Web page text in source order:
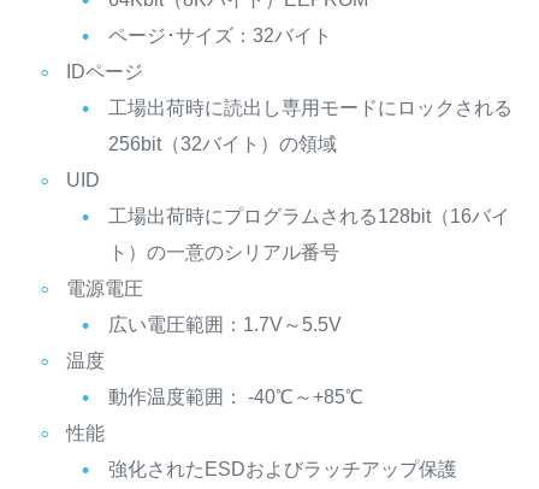
ページ･サイズ：32バイト
IDページ
工場出荷時に読出し専用モードにロックされる
256bit（32バイト）の領域
UID
工場出荷時にプログラムされる128bit（16バイ
ト）の一意のシリアル番号
電源電圧
広い電圧範囲：1.7V～5.5V
温度
動作温度範囲： -40℃～+85℃
性能
強化されたESDおよびラッチアップ保護